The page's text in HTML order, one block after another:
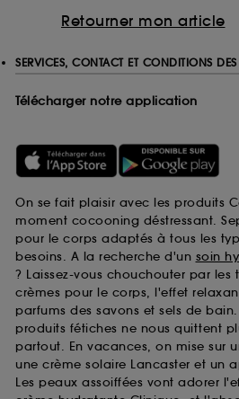
Retourner mon article
SERVICES, CONTACT ET CONDITIONS DES
Télécharger notre application
On se fait plaisir avec les produits
moment cocooning déstressant.
pour le corps adaptés à tous les
besoins. A la recherche d'un soin
? Laissez-vous chouchouter par les
crèmes pour le corps, l'effet
parfums des savons et sels de
produits fétiches ne nous quittent
partout. En vacances, on mise sur
une crème solaire Lancaster et un
Les peaux assoiffées vont adorer